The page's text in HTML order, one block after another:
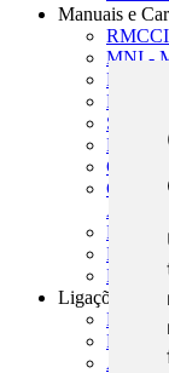
Manuais e
RMCCI
MNI -
MTVM
MCR -
CNAE-
PMF -
Ligações
Links